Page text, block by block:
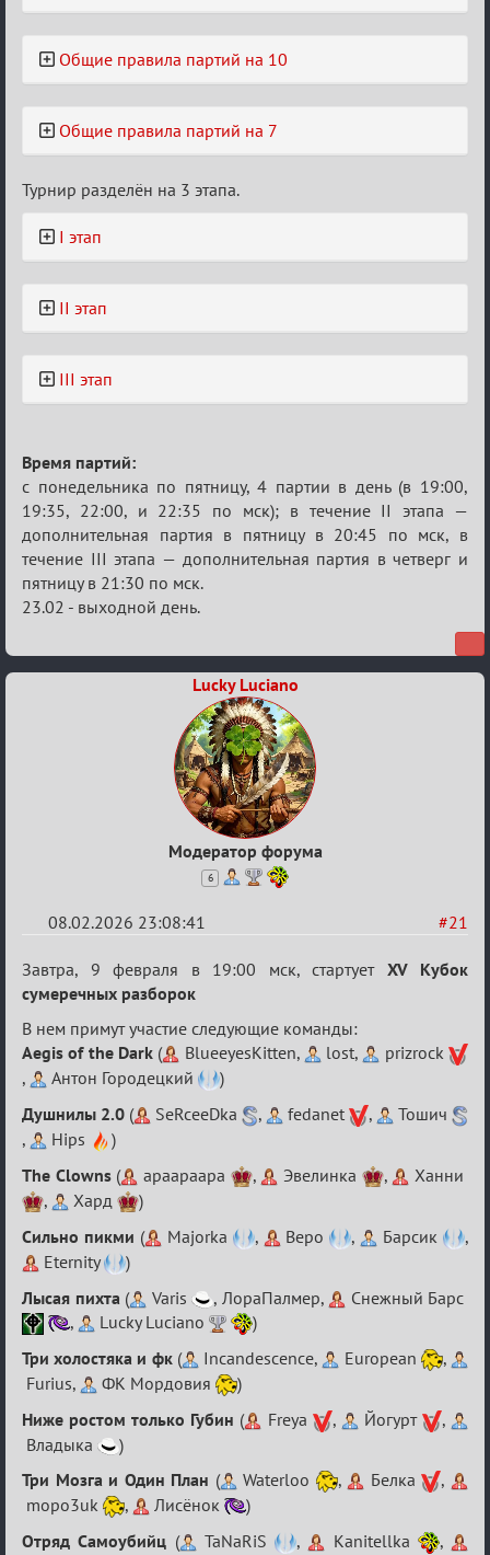
Общие правила партий на 10
Общие правила партий на 7
Турнир разделён на 3 этапа.
I этап
II этап
III этап
Время партий:
с понедельника по пятницу, 4 партии в день (в 19:00,
19:35, 22:00, и 22:35 по мск); в течение II этапа —
дополнительная партия в пятницу в 20:45 по мск, в
течение III этапа — дополнительная партия в четверг и
пятницу в 21:30 по мск.
23.02 - выходной день.
Lucky Luciano
Модератор форума
6
#21
08.02.2026 23:08:41
Re:
XV
Кубок
сумеречных
разборок
Завтра, 9 февраля в 19:00 мск, стартует XV Кубок
сумеречных разборок
В нем примут участие следующие команды:
Aegis of the Dark( BlueeyesKitten, lost,
prizrock
,
Антон Городецкий
)
Душнилы 2.0 ( SeRceeDka , fedanet ,
Тошич
,
Hips
)
The Clowns( apaapaapa , Эвелинка ,
Ханни
,
Хард
)
Сильно пикми ( Majorka , Веро , Барсик
,
Eternity
)
Лысая пихта( Varis , ЛораПалмер,
Снежный Барс
,
Lucky Luciano
)
Три холостяка и фк( Incandescence, European
,
Furius,
ФК Мордовия
)
Ниже ростом только Губин ( Freya , Йогурт
,
Владыка
)
Три Мозга и Один План ( Waterloo , Белка
,
mopo3uk
, Лисёнок
)
Отряд Самоубийц ( TaNaRiS , Kanitellka ,